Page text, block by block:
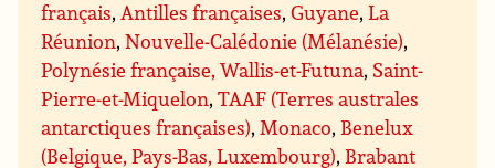
français, Antilles françaises,Guyane,La
Réunion,Nouvelle-Calédonie (Mélanésie),
Polynésie française, Wallis-et-Futuna, Saint-
Pierre-et-Miquelon,TAAF (Terres australes
antarctiques françaises), Monaco, Benelux
(Belgique, Pays-Bas, Luxembourg), Brabant